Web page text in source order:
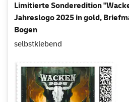
Limitierte Sonderedition
Jahreslogo 2025 in gold,
Bogen
selbstklebend